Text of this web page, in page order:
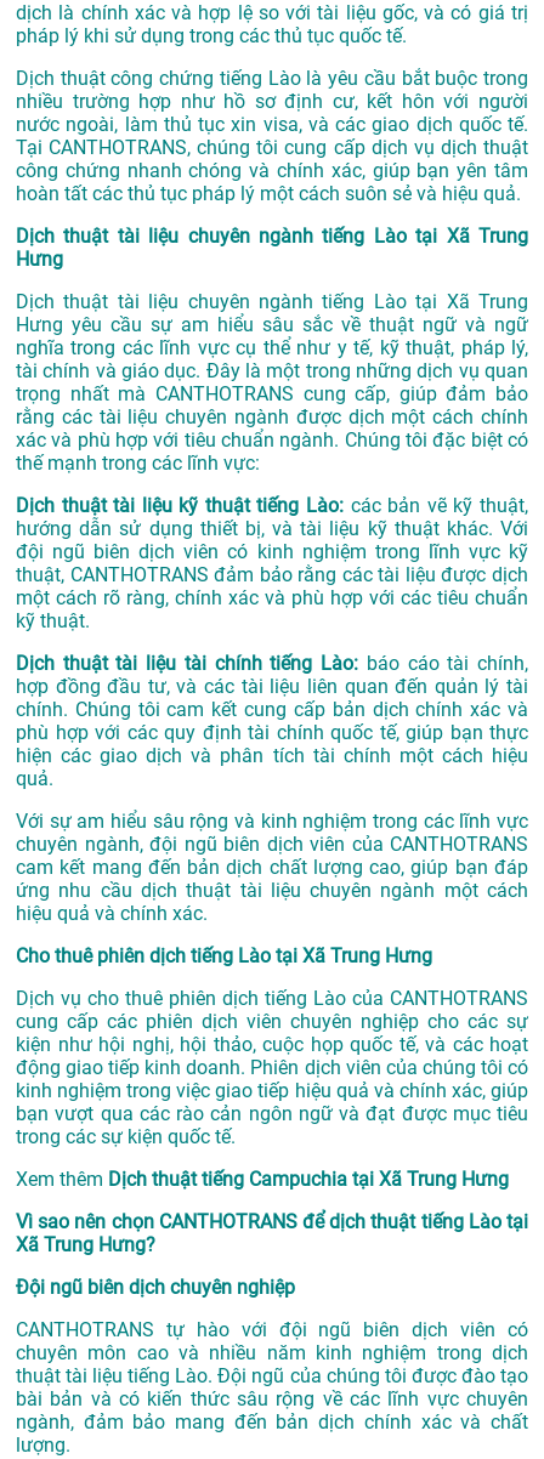
dịch là chính xác và hợp lệ so với tài liệu gốc, và có giá trị
pháp lý khi sử dụng trong các thủ tục quốc tế.
Dịch thuật công chứng tiếng Lào là yêu cầu bắt buộc trong
nhiều trường hợp như hồ sơ định cư, kết hôn với người
nước ngoài, làm thủ tục xin visa, và các giao dịch quốc tế.
Tại CANTHOTRANS, chúng tôi cung cấp dịch vụ dịch thuật
công chứng nhanh chóng và chính xác, giúp bạn yên tâm
hoàn tất các thủ tục pháp lý một cách suôn sẻ và hiệu quả.
Dịch thuật tài liệu chuyên ngành tiếng Lào tại Xã Trung
Hưng
Dịch thuật tài liệu chuyên ngành tiếng Lào tại Xã Trung
Hưng yêu cầu sự am hiểu sâu sắc về thuật ngữ và ngữ
nghĩa trong các lĩnh vực cụ thể như y tế, kỹ thuật, pháp lý,
tài chính và giáo dục. Đây là một trong những dịch vụ quan
trọng nhất mà CANTHOTRANS cung cấp, giúp đảm bảo
rằng các tài liệu chuyên ngành được dịch một cách chính
xác và phù hợp với tiêu chuẩn ngành. Chúng tôi đặc biệt có
thế mạnh trong các lĩnh vực:
Dịch thuật tài liệu kỹ thuật tiếng Lào: các bản vẽ kỹ thuật,
hướng dẫn sử dụng thiết bị, và tài liệu kỹ thuật khác. Với
đội ngũ biên dịch viên có kinh nghiệm trong lĩnh vực kỹ
thuật, CANTHOTRANS đảm bảo rằng các tài liệu được dịch
một cách rõ ràng, chính xác và phù hợp với các tiêu chuẩn
kỹ thuật.
Dịch thuật tài liệu tài chính tiếng Lào: báo cáo tài chính,
hợp đồng đầu tư, và các tài liệu liên quan đến quản lý tài
chính. Chúng tôi cam kết cung cấp bản dịch chính xác và
phù hợp với các quy định tài chính quốc tế, giúp bạn thực
hiện các giao dịch và phân tích tài chính một cách hiệu
quả.
Với sự am hiểu sâu rộng và kinh nghiệm trong các lĩnh vực
chuyên ngành, đội ngũ biên dịch viên của CANTHOTRANS
cam kết mang đến bản dịch chất lượng cao, giúp bạn đáp
ứng nhu cầu dịch thuật tài liệu chuyên ngành một cách
hiệu quả và chính xác.
Cho thuê phiên dịch tiếng Lào tại Xã Trung Hưng
Dịch vụ cho thuê phiên dịch tiếng Lào của CANTHOTRANS
cung cấp các phiên dịch viên chuyên nghiệp cho các sự
kiện như hội nghị, hội thảo, cuộc họp quốc tế, và các hoạt
động giao tiếp kinh doanh. Phiên dịch viên của chúng tôi có
kinh nghiệm trong việc giao tiếp hiệu quả và chính xác, giúp
bạn vượt qua các rào cản ngôn ngữ và đạt được mục tiêu
trong các sự kiện quốc tế.
Xem thêm Dịch thuật tiếng Campuchia tại Xã Trung Hưng
Vì sao nên chọn CANTHOTRANS để dịch thuật tiếng Lào tại
Xã Trung Hưng?
Đội ngũ biên dịch chuyên nghiệp
CANTHOTRANS tự hào với đội ngũ biên dịch viên có
chuyên môn cao và nhiều năm kinh nghiệm trong dịch
thuật tài liệu tiếng Lào. Đội ngũ của chúng tôi được đào tạo
bài bản và có kiến thức sâu rộng về các lĩnh vực chuyên
ngành, đảm bảo mang đến bản dịch chính xác và chất
lượng.